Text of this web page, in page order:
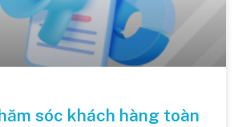
sóc khách hàng toàn